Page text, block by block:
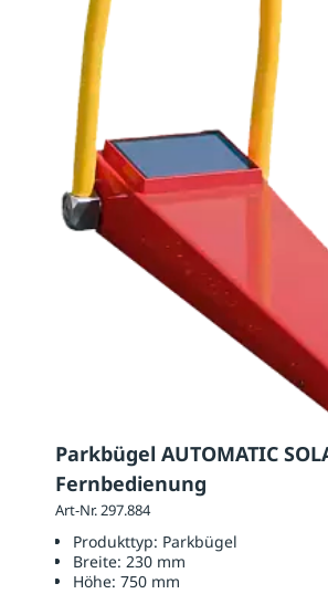
Parkbügel AUTOMATIC
Fernbedienung
Art-Nr. 297.884
Produkttyp: Parkbügel
Breite: 230 mm
Höhe: 750 mm